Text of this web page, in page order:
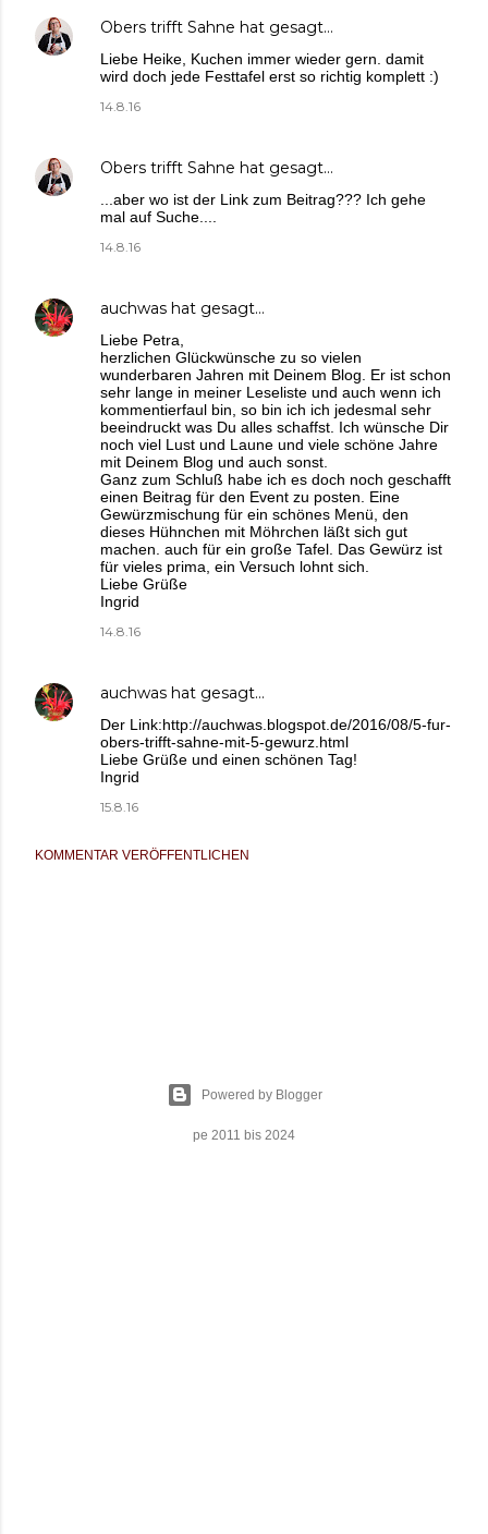
Obers trifft Sahne hat gesagt…
Liebe Heike, Kuchen immer wieder gern. damit
wird doch jede Festtafel erst so richtig komplett :)
14.8.16
Obers trifft Sahne hat gesagt…
...aber wo ist der Link zum Beitrag??? Ich gehe
mal auf Suche....
14.8.16
auchwas hat gesagt…
Liebe Petra,
herzlichen Glückwünsche zu so vielen
wunderbaren Jahren mit Deinem Blog. Er ist schon
sehr lange in meiner Leseliste und auch wenn ich
kommentierfaul bin, so bin ich ich jedesmal sehr
beeindruckt was Du alles schaffst. Ich wünsche Dir
noch viel Lust und Laune und viele schöne Jahre
mit Deinem Blog und auch sonst.
Ganz zum Schluß habe ich es doch noch geschafft
einen Beitrag für den Event zu posten. Eine
Gewürzmischung für ein schönes Menü, den
dieses Hühnchen mit Möhrchen läßt sich gut
machen. auch für ein große Tafel. Das Gewürz ist
für vieles prima, ein Versuch lohnt sich.
Liebe Grüße
Ingrid
14.8.16
auchwas hat gesagt…
Der Link:http://auchwas.blogspot.de/2016/08/5-fur-
obers-trifft-sahne-mit-5-gewurz.html
Liebe Grüße und einen schönen Tag!
Ingrid
15.8.16
KOMMENTAR VERÖFFENTLICHEN
Powered by Blogger
pe 2011 bis 2024